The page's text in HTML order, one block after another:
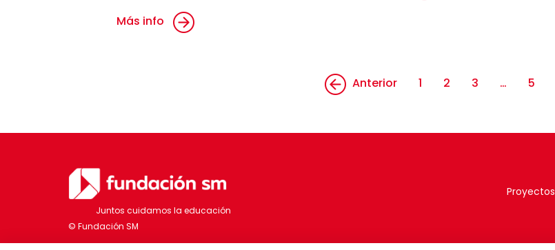
Más info
Anterior 1 2 3 … 5
Juntos cuidamos la educación
Proyectos